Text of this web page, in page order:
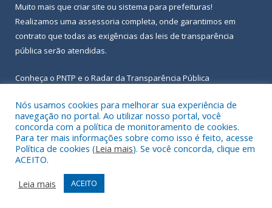
Muito mais que criar site ou sistema para prefeituras!
Realizamos uma assessoria completa, onde garantimos em
contrato que todas as exigências das leis de transparência
pública serão atendidas.
Conheça o PNTP e o Radar da Transparência Pública
Todos os direitos reservados a Prefeitura Municipal de Igarapé-
Açu.
Frequência Online
Acessar Área Administrativa
Nós usamos cookies para melhorar sua experiência de
navegação no portal. Ao utilizar nosso portal, você
concorda com a política de monitoramento de cookies.
Para ter mais informações sobre como isso é feito, acesse
Política de cookies (Leia mais). Se você concorda, clique em
ACEITO.
Leia mais
ACEITO